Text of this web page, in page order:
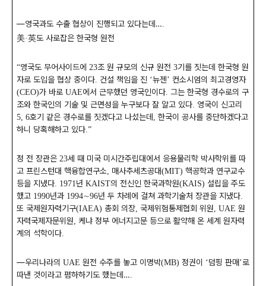
―영국과도 수출 협상이 진행되고 있다는데…
美·英도 사로잡은 한국형 원전
“영국도 무어사이드에 23조 원 규모의 신규 원전 3기를 짓는데 한국형 원
자로 도입을 협상 중이다. 건설 책임을 진 ‘뉴젠’ 컨소시엄의 최고경영자
(CEO)가 바로 UAE에서 근무했던 영국인이다. 그는 한국형 경수로의 구
조와 한국인의 기술 및 근면성을 누구보다 잘 알고 있다. 영국이 신고리
5, 6호기 같은 경수로를 짓겠다고 나섰는데 , 한국이 공사를 중단하겠다고
하니 당혹해하고 있다.”
정 전 장관은 23세 때 미국 미시간주립대에서 응용물리학 박사학위를 따
고 프린스턴대 핵융합연구소, 매사추세츠공대(MIT) 핵공학과 연구교수
등을 지냈다. 1971년 KAIST의 전신인 한국과학원(KAIS) 설립을 주도
했고 1990년과 1994∼96년 두 차례에 걸쳐 과학기술처 장관을 지냈다.
또 국제원자력기구(IAEA) 총회 의장, 국제위험통제협회 위원, UAE 원
자력국제자문위원, 케냐 정부 에너지고문 등으로 활약해 온 세계 원자력
계의 석학이다.
―우리나라의 UAE 원전 수주를 놓고 이명박(MB) 정권이 ‘덤핑 판매’로
따낸 것이라고 폄하하기도 했는데 ….